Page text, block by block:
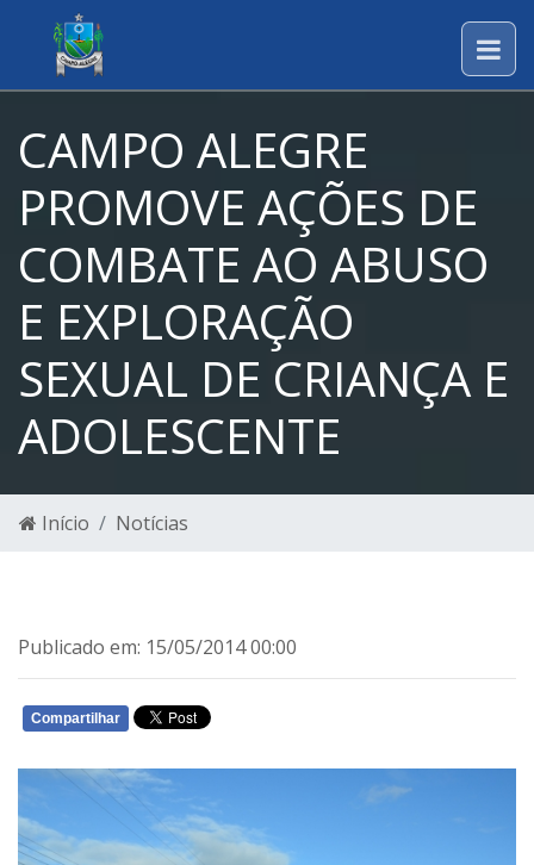
CAMPO ALEGRE
PROMOVE AÇÕES DE
COMBATE AO ABUSO
E EXPLORAÇÃO
SEXUAL DE CRIANÇA E
ADOLESCENTE
Início Notícias
Publicado em: 15/05/2014 00:00
Compartilhar